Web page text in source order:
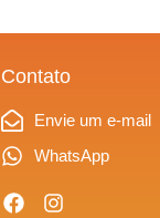
Contato
Envie um e-mail
WhatsApp